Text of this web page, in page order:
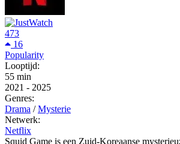
473
16
Popularity
Looptijd:
55 min
2021 - 2025
Genres:
Drama / Mysterie
Netwerk:
Netflix
Squid Game is een Zuid-Koreaanse